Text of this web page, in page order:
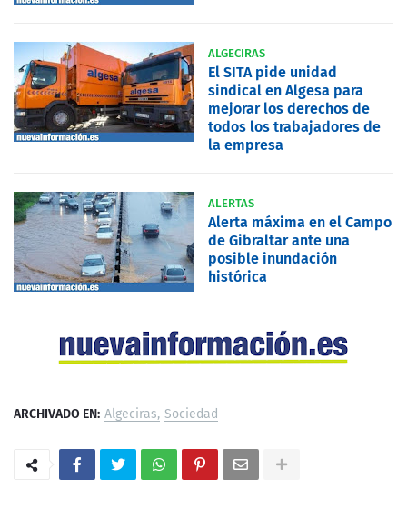
ALGECIRAS
El SITA pide unidad
sindical en Algesa para
mejorar los derechos de
todos los trabajadores de
la empresa
ALERTAS
Alerta máxima en el Campo
de Gibraltar ante una
posible inundación
histórica
ARCHIVADO EN: Algeciras Sociedad